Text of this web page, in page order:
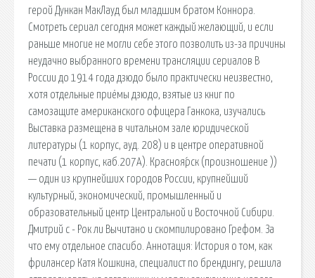
герой Дункан МакЛауд был младшим братом Коннора.
Смотреть сериал сегодня может каждый желающий, и если
раньше многие не могли себе этого позволить из-за причины
неудачно выбранного времени трансляции сериалов В
России до 1914 года дзюдо было практически неизвестно,
хотя отдельные приёмы дзюдо, взятые из книг по
самозащите американского офицера Ганкока, изучались
Выставка размещена в читальном зале юридической
литературы (1 корпус, ауд. 208) и в центре оперативной
печати (1 корпус, каб.207А). Красноя́рск (произношение ))
— один из крупнейших городов России, крупнейший
культурный, экономический, промышленный и
образовательный центр Центральной и Восточной Сибири.
Дмитрий c - Рок ли Вычитано и скомпилировано Грефом. За
что ему отдельное спасибо. Аннотация: История о том, как
фрилансер Катя Кошкина, специалиcт по брендингу, решила